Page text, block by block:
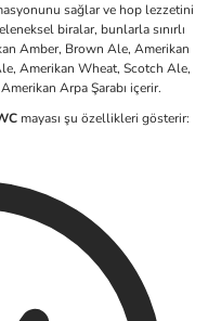
sağlar ve hop lezzetini
biralar, bunlarla sınırlı
Amber, Brown Ale, Amerikan
Amerikan Wheat, Scotch Ale,
Arpa Şarabı içerir.
mayası şu özellikleri gösterir: